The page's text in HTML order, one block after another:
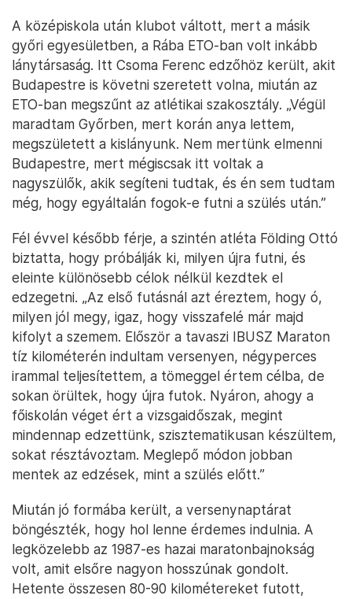
A középiskola után klubot váltott, mert a másik
győri egyesületben, a Rába ETO-ban volt inkább
lánytársaság. Itt Csoma Ferenc edzőhöz került, akit
Budapestre is követni szeretett volna, miután az
ETO-ban megszűnt az atlétikai szakosztály. „Végül
maradtam Győrben, mert korán anya lettem,
megszületett a kislányunk. Nem mertünk elmenni
Budapestre, mert mégiscsak itt voltak a
nagyszülők, akik segíteni tudtak, és én sem tudtam
még, hogy egyáltalán fogok-e futni a szülés után.”
Fél évvel később férje, a szintén atléta Földing Ottó
biztatta, hogy próbálják ki, milyen újra futni, és
eleinte különösebb célok nélkül kezdtek el
edzegetni. „Az első futásnál azt éreztem, hogy ó,
milyen jól megy, igaz, hogy visszafelé már majd
kifolyt a szemem. Először a tavaszi IBUSZ Maraton
tíz kilométerén indultam versenyen, négyperces
irammal teljesítettem, a tömeggel értem célba, de
sokan örültek, hogy újra futok. Nyáron, ahogy a
főiskolán véget ért a vizsgaidőszak, megint
mindennap edzettünk, szisztematikusan készültem,
sokat résztávoztam. Meglepő módon jobban
mentek az edzések, mint a szülés előtt.”
Miután jó formába került, a versenynaptárat
böngészték, hogy hol lenne érdemes indulnia. A
legközelebb az 1987-es hazai maratonbajnokság
volt, amit elsőre nagyon hosszúnak gondolt.
Hetente összesen 80-90 kilométereket futott,